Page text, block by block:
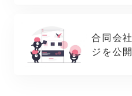
合同会
ジを公